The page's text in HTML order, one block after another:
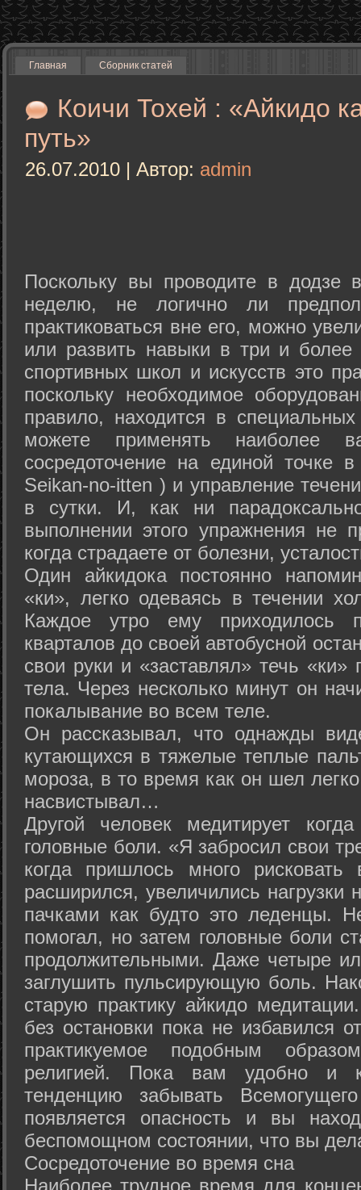
Главная Сборник статей
Коичи Тохей : «Айкидо
путь»
26.07.2010 | Автор: admin
Поскольку вы проводите в додзе
неделю, не логично ли
практиковаться вне его, можно
или развить навыки в три и
спортивных школ и искусств это
поскольку необходимое
правило, находится в
можете применять наиболее
сосредоточение на единой точке
Seikan-­no-­itten ) и управление
в сутки. И, как ни
выполнении этого упражнения не
когда страдаете от болезни,
Один айкидока постоянно
«ки», легко одеваясь в течении
Каждое утро ему приходилось
кварталов до своей автобусной
свои руки и «заставлял» течь «ки»
тела. Через несколько минут он
покалывание во всем теле.
Он рассказывал, что однажды
кутающихся в тяжелые теплые
мороза, в то время как он шел
насвистывал…
Другой человек медитирует
головные боли. «Я забросил свои
когда пришлось много
расширился, увеличились нагрузки
пачками как будто это леденцы.
помогал, но затем головные боли
продолжительными. Даже четыре
заглушить пульсирующую боль.
старую практику айкидо
без остановки пока не избавился
практикуемое подобным
религией. Пока вам удобно и
тенденцию забывать
появляется опасность и вы
беспомощном состоянии, что вы
Сосредоточение во время сна